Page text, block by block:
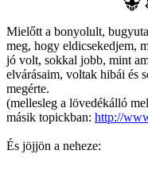
Mielőtt a bonyolult,
meg, hogy eldicsekedjem,
jó volt, sokkal jobb, mint
elvárásaim, voltak hibái és
megérte.
(mellesleg a lövedékálló
másik topickban: http://
És jöjjön a neheze: